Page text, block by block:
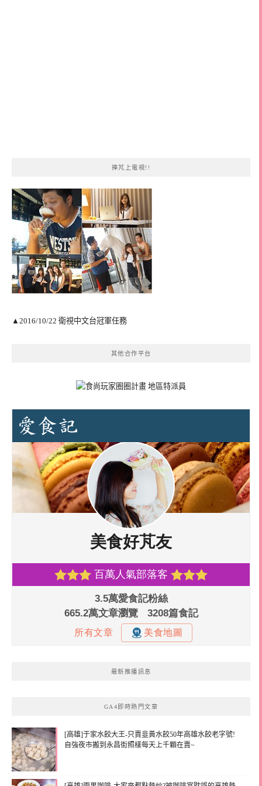
捧芃上電視!!
▲2016/10/22 衛視中文台冠軍任務
其他合作平台
最新推播訊息
GA4即時熱門文章
[高雄]于家水餃大王-只賣韭黃水餃50年高雄水餃老字號!
自強夜市搬到永昌街照樣每天上千顆在賣~